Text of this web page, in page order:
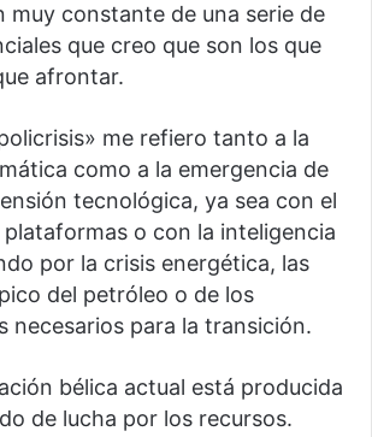
muy constante de una serie de
que creo que son los que
afrontar.
me refiero tanto a la
como a la emergencia de
tecnológica, ya sea con el
o con la inteligencia
por la crisis energética, las
del petróleo o de los
necesarios para la transición.
bélica actual está producida
de lucha por los recursos.